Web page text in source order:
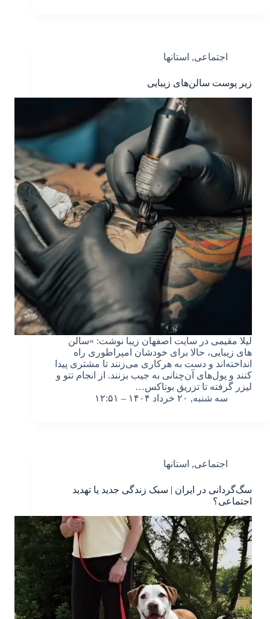
اجتماعی, استانها
زیر پوست سالن‌‌های زیبایی
لیلا مقیمی در سایت اصفهان زیبا نوشت: «سالن
های زیبایی، حالا برای خودشان امپراطوری راه
انداخته‌اند و دست به هرکاری می‌زنند تا مشتری پیدا
کنند و پول‌های آن‌چنانی به جیب بزنند. از انجام تتو و
لیزر گرفته تا تزریق بوتاکس…
سه شنبه, ۲۰ خرداد ۱۴۰۴ – ۱۲:۵۱
اجتماعی, استانها
سگ‌گردانی در ایران | سبک زندگی جدید یا تهدید
اجتماعی؟